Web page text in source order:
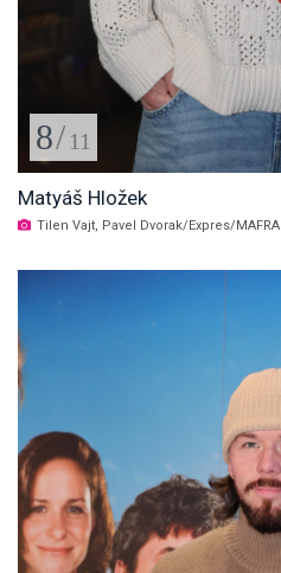
8/ 11
Matyáš Hložek
Tilen Vajt, Pavel Dvorak/Expres/MAFRA